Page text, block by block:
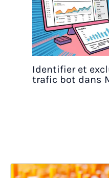
Identifier et
trafic bot dans